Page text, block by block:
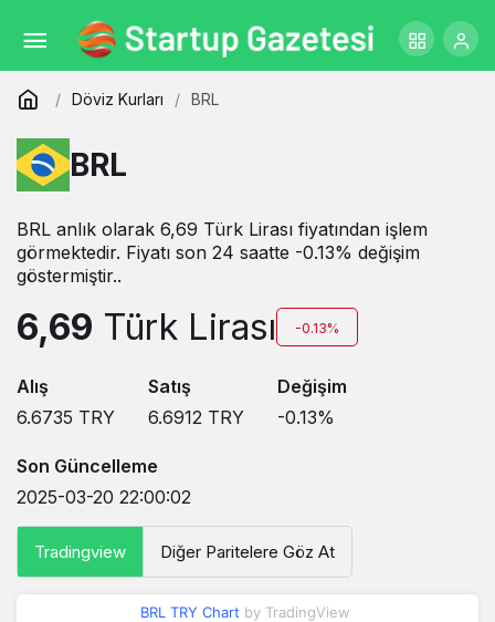
Döviz Kurları BRL
BRL
BRL anlık olarak 6,69 Türk Lirası fiyatından işlem
görmektedir. Fiyatı son 24 saatte -0.13% değişim
göstermiştir..
6,69 Türk Lirası -0.13%
Alış
6.6735 TRY
Satış
6.6912 TRY
Değişim
-0.13%
Son Güncelleme
2025-03-20 22:00:02
Tradingview Diğer Paritelere Göz At
BRL TRY Chart by TradingView